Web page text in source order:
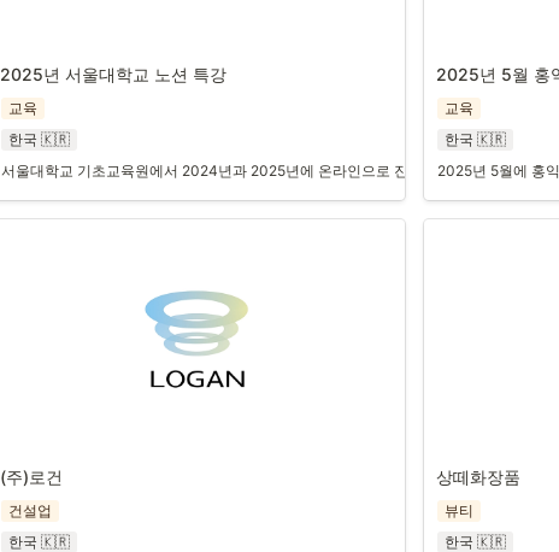
2025년 서울대학교 노션 특강
교육
한국 🇰🇷
서울대학교 기초교육원에서 2024년과 2025년에 온라인으로 진행되는 강의에 약 500
2025년 5월 홍
교육
한국 🇰🇷
2025년 5월에 홍
(주)로건
건설업
한국 🇰🇷
상떼화장품
뷰티
한국 🇰🇷